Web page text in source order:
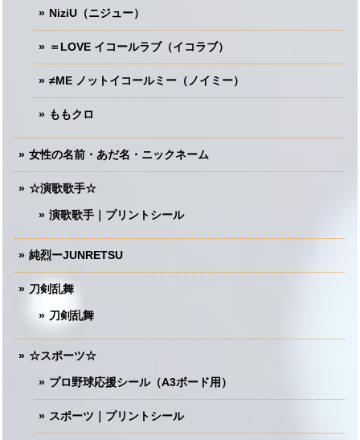
NiziU（ニジュー）
＝LOVE イコールラブ（イコラブ）
≠ME ノットイコールミー（ノイミー）
ももクロ
女性の名前・あだ名・ニックネーム
☆演歌歌手☆
演歌歌手｜プリントシール
純烈ーJUNRETSU
刀剣乱舞
刀剣乱舞
☆スポーツ☆
プロ野球応援シール（A3ボード用）
スポーツ｜プリントシール